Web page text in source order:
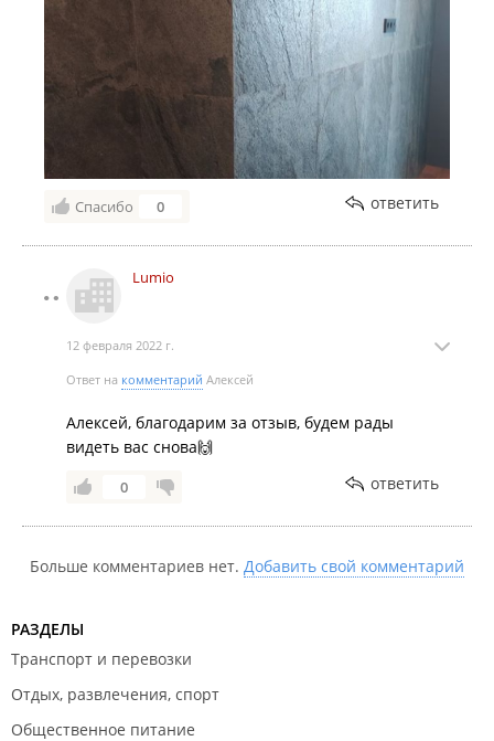
Спасибо 0 ответить
Lumio
12 февраля 2022 г.
Ответ на комментарий Алексей
Алексей, благодарим за отзыв, будем рады
видеть вас снова🙌
0 ответить
Больше комментариев нет. Добавить свой комментарий
РАЗДЕЛЫ
Транспорт и перевозки
Отдых, развлечения, спорт
Общественное питание